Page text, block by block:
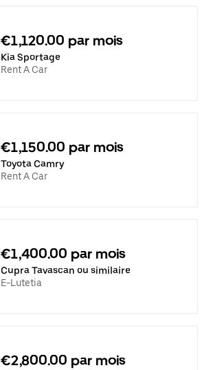
€1,120.00 par mois
Kia Sportage
Rent A Car
€1,150.00 par mois
Toyota Camry
Rent A Car
€1,400.00 par mois
Cupra Tavascan ou similaire
E-Lutetia
€2,800.00 par mois